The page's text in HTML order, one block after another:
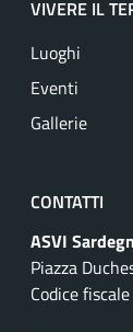
VIVERE IL
Luoghi
Eventi
Gallerie
CONTATTI
ASVI
Piazza
Codice